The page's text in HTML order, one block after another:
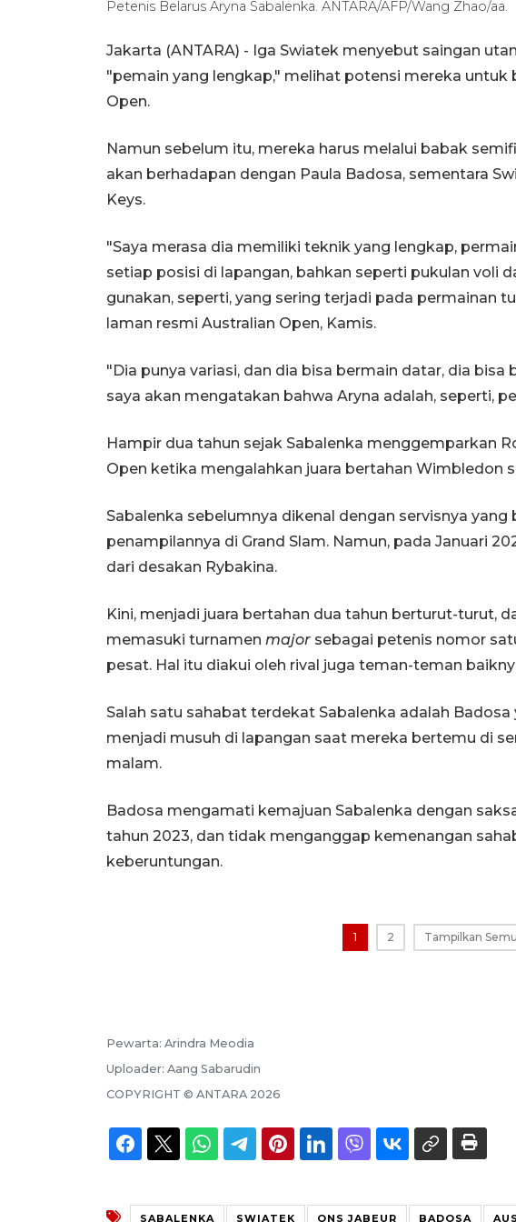
Petenis Belarus Aryna Sabalenka. ANTARA/AFP/Wang Zhao/aa.
Jakarta (ANTARA) - Iga Swiatek menyebut saingan
"pemain yang lengkap," melihat potensi mereka untuk
Open.
Namun sebelum itu, mereka harus melalui babak
akan berhadapan dengan Paula Badosa, sementara
Keys.
"Saya merasa dia memiliki teknik yang lengkap,
setiap posisi di lapangan, bahkan seperti pukulan voli
gunakan, seperti, yang sering terjadi pada permainan
laman resmi Australian Open, Kamis.
"Dia punya variasi, dan dia bisa bermain datar, dia bisa
saya akan mengatakan bahwa Aryna adalah, seperti,
Hampir dua tahun sejak Sabalenka menggemparkan
Open ketika mengalahkan juara bertahan Wimbledon
Sabalenka sebelumnya dikenal dengan servisnya yang
penampilannya di Grand Slam. Namun, pada Januari
dari desakan Rybakina.
Kini, menjadi juara bertahan dua tahun berturut-turut,
memasuki turnamen major sebagai petenis nomor
pesat. Hal itu diakui oleh rival juga teman-teman
Salah satu sahabat terdekat Sabalenka adalah
menjadi musuh di lapangan saat mereka bertemu di
malam.
Badosa mengamati kemajuan Sabalenka dengan
tahun 2023, dan tidak menganggap kemenangan
keberuntungan.
1 2 Tampilkan
Pewarta: Arindra Meodia
Uploader: Aang Sabarudin
COPYRIGHT © ANTARA 2026
SABALENKA SWIATEK ONS JABEUR BADOSA